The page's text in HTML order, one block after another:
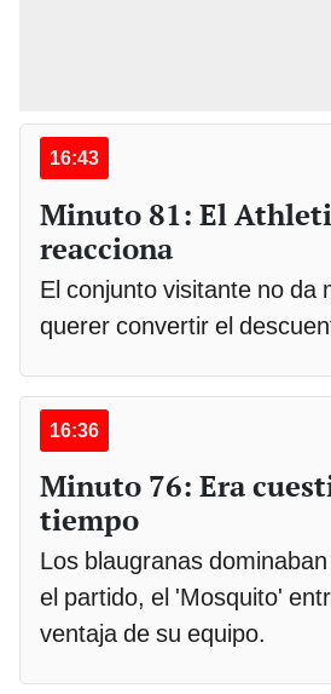
16:43
Minuto 81: El
reacciona
El conjunto visitante no da
querer convertir el
16:36
Minuto 76: Era
tiempo
Los blaugranas
el partido, el 'Mosquito'
ventaja de su equipo.